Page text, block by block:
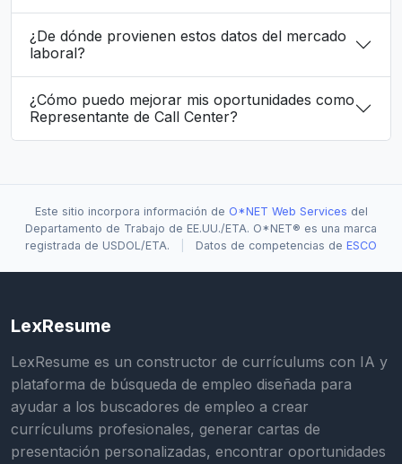
¿De dónde provienen estos datos del mercado
laboral?
¿Cómo puedo mejorar mis oportunidades como
Representante de Call Center?
Este sitio incorpora información de O*NET Web Services del
Departamento de Trabajo de EE.UU./ETA. O*NET® es una marca
registrada de USDOL/ETA.
Datos de competencias de ESCO
LexResume
LexResume es un constructor de currículums con IA y
plataforma de búsqueda de empleo diseñada para
ayudar a los buscadores de empleo a crear
currículums profesionales, generar cartas de
presentación personalizadas, encontrar oportunidades